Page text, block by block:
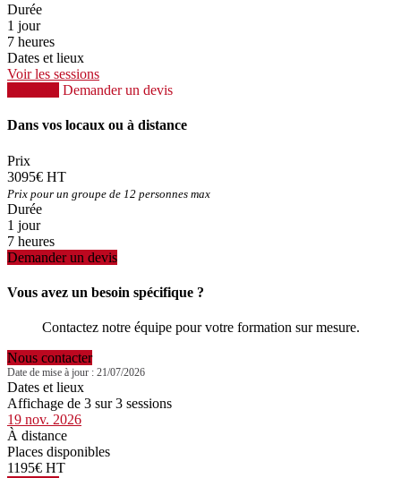
Durée
1 jour
7 heures
Dates et lieux
Voir les sessions
Demander un devis
Dans vos locaux ou à distance
Prix
3095€ HT
Prix pour un groupe de 12 personnes max
Durée
1 jour
7 heures
Demander un devis
Vous avez un besoin spécifique ?
Contactez notre équipe pour votre formation sur mesure.
Nous contacter
Date de mise à jour : 21/07/2026
Dates et lieux
Affichage de 3 sur 3 sessions
19 nov. 2026
À distance
Places disponibles
1195€ HT